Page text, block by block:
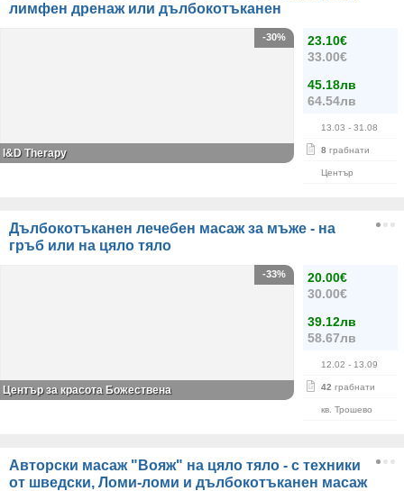
лимфен дренаж или дълбокотъканен
23.10€
33.00€
45.18лв
64.54лв
13.03 - 31.08
8 грабнати
Център
-30%
I&D Therapy
Дълбокотъканен лечебен масаж за мъже - на
гръб или на цяло тяло
20.00€
30.00€
39.12лв
58.67лв
12.02 - 13.09
42 грабнати
кв. Трошево
-33%
Център за красота Божествена
Авторски масаж "Вояж" на цяло тяло - с техники
от шведски, Ломи-ломи и дълбокотъканен масаж